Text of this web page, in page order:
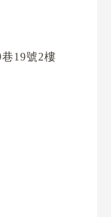
19號2樓